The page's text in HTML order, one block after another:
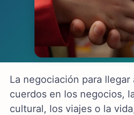
La negociación para llegar
cuerdos en los negocios,
cultural, los viajes o la